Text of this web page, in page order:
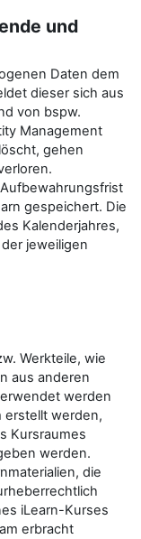
und
Daten dem
dieser sich aus
von bspw.
Management
gehen
gespeichert. Die
Kalenderjahres,
jeweiligen
Werkteile, wie
aus anderen
werden
erstellt werden,
Kursraumes
werden.
die
iLearn-Kurses
erbracht